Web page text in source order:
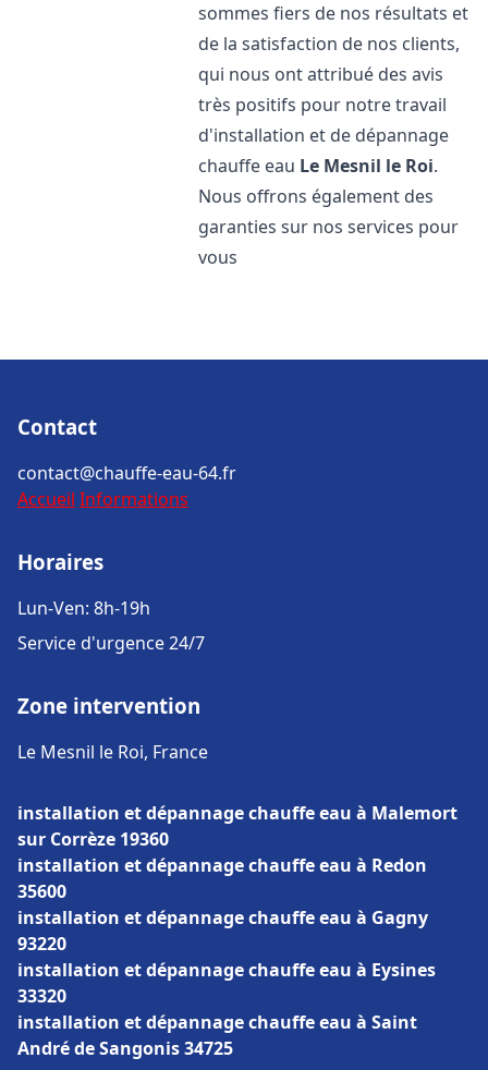
sommes fiers de nos résultats et
de la satisfaction de nos clients,
qui nous ont attribué des avis
très positifs pour notre travail
d'installation et de dépannage
chauffe eau Le Mesnil le Roi.
Nous offrons également des
garanties sur nos services pour
vous
Contact
contact@chauffe-eau-64.fr
Accueil Informations
Horaires
Lun-Ven: 8h-19h
Service d'urgence 24/7
Zone intervention
Le Mesnil le Roi, France
installation et dépannage chauffe eau à Malemort
sur Corrèze 19360
installation et dépannage chauffe eau à Redon
35600
installation et dépannage chauffe eau à Gagny
93220
installation et dépannage chauffe eau à Eysines
33320
installation et dépannage chauffe eau à Saint
André de Sangonis 34725